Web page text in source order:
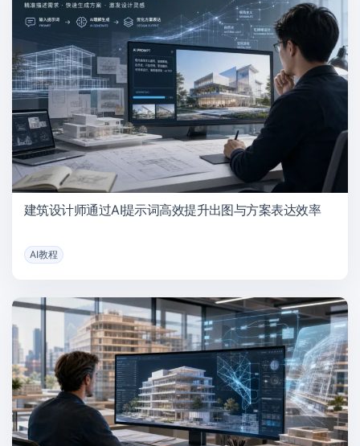
建筑设计师通过AI提示词高效提升出图与方案表达效率
AI教程